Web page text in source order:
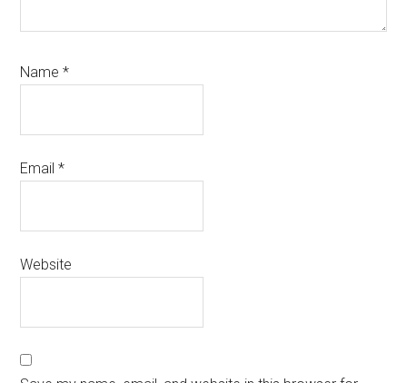
Name*
Email*
Website